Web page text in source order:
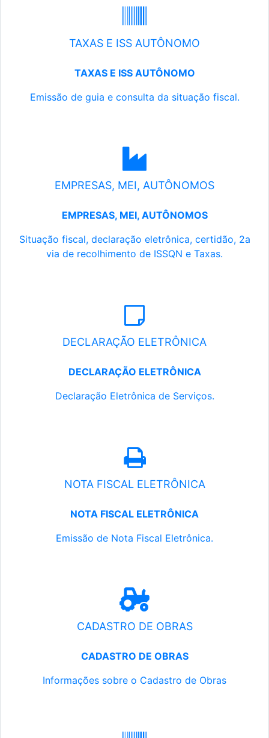
TAXAS E ISS AUTÔNOMO
TAXAS E ISS AUTÔNOMO
Emissão de guia e consulta da situação fiscal.
EMPRESAS, MEI, AUTÔNOMOS
EMPRESAS, MEI, AUTÔNOMOS
Situação fiscal, declaração eletrônica, certidão, 2a
via de recolhimento de ISSQN e Taxas.
DECLARAÇÃO ELETRÔNICA
DECLARAÇÃO ELETRÔNICA
Declaração Eletrônica de Serviços.
NOTA FISCAL ELETRÔNICA
NOTA FISCAL ELETRÔNICA
Emissão de Nota Fiscal Eletrônica.
CADASTRO DE OBRAS
CADASTRO DE OBRAS
Informações sobre o Cadastro de Obras